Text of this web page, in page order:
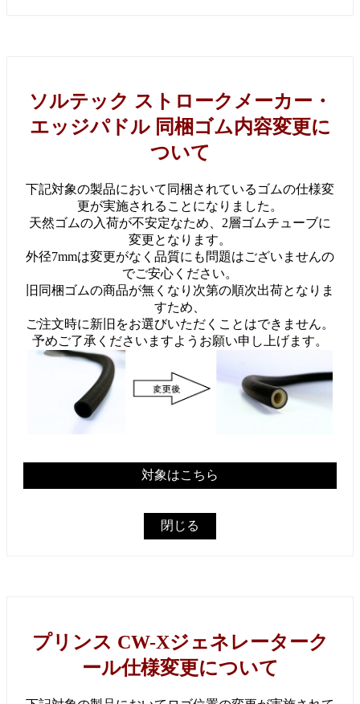
ソルテック ストロークメーカー・
エッジパドル 同梱ゴム内容変更に
ついて
下記対象の製品において同梱されているゴムの仕様変
更が実施されることになりました。
天然ゴムの入荷が不安定なため、2層ゴムチューブに
変更となります。
外径7mmは変更がなく品質にも問題はございませんの
でご安心ください。
旧同梱ゴムの商品が無くなり次第の順次出荷となりま
すため、
ご注文時に新旧をお選びいただくことはできません。
予めご了承くださいますようお願い申し上げます。
対象はこちら
閉じる
プリンス CW-Xジェネレーターク
ール仕様変更について